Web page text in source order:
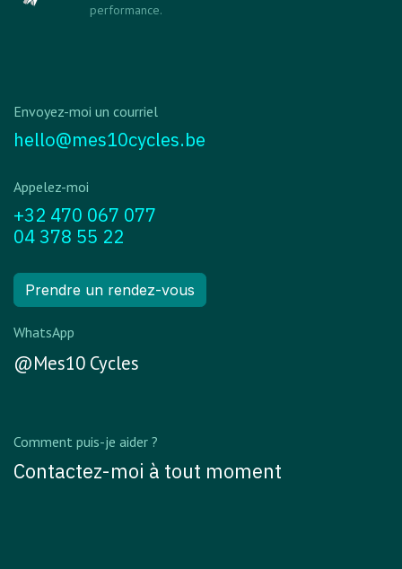
performance.
Envoyez-moi un courriel
hello@mes10cycles.be
Appelez-moi
+32 470 067 077
04 378 55 22
Prendre un rendez-vous
WhatsApp
@Mes10 Cycles
Comment puis-je aider ?
Contactez-moi à tout moment